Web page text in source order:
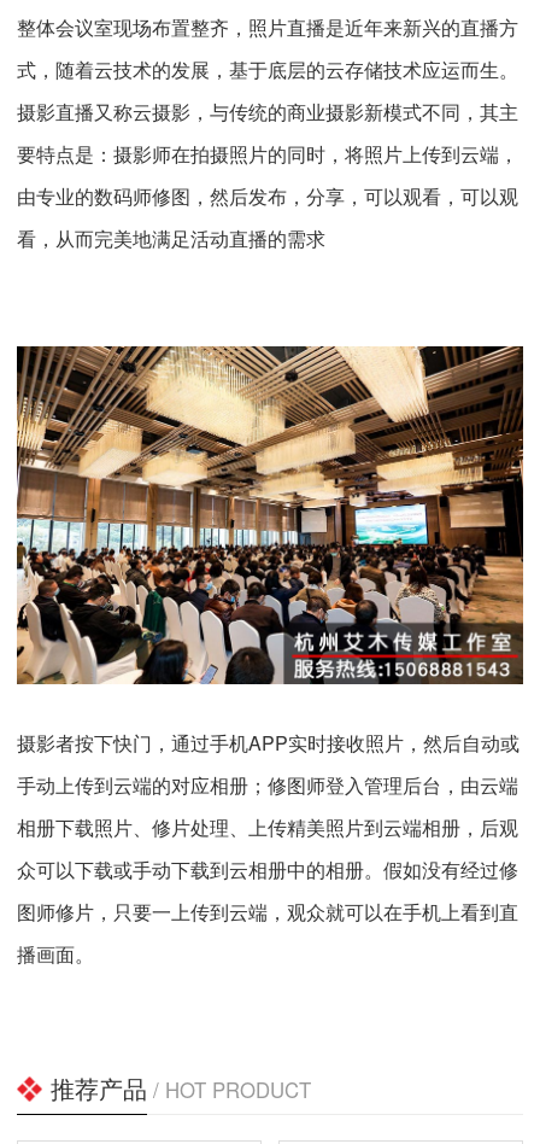
整体会议室现场布置整齐，照片直播是近年来新兴的直播方
式，随着云技术的发展，基于底层的云存储技术应运而生。
摄影直播又称云摄影，与传统的商业摄影新模式不同，其主
要特点是：摄影师在拍摄照片的同时，将照片上传到云端，
由专业的数码师修图，然后发布，分享，可以观看，可以观
看，从而完美地满足活动直播的需求
摄影者按下快门，通过手机APP实时接收照片，然后自动或
手动上传到云端的对应相册；修图师登入管理后台，由云端
相册下载照片、修片处理、上传精美照片到云端相册，后观
众可以下载或手动下载到云相册中的相册。假如没有经过修
图师修片，只要一上传到云端，观众就可以在手机上看到直
播画面。
推荐产品 / HOT PRODUCT